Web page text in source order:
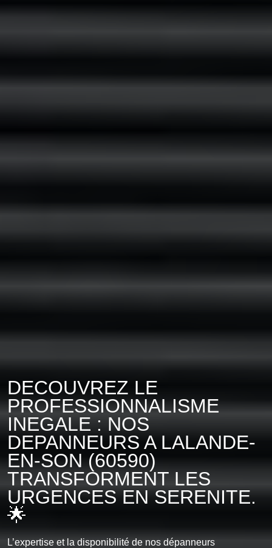
DECOUVREZ LE
PROFESSIONNALISME
INEGALE : NOS
DEPANNEURS A LALANDE-
EN-SON (60590)
TRANSFORMENT LES
URGENCES EN SERENITE.
🌟
L’expertise et la disponibilité de nos dépanneurs